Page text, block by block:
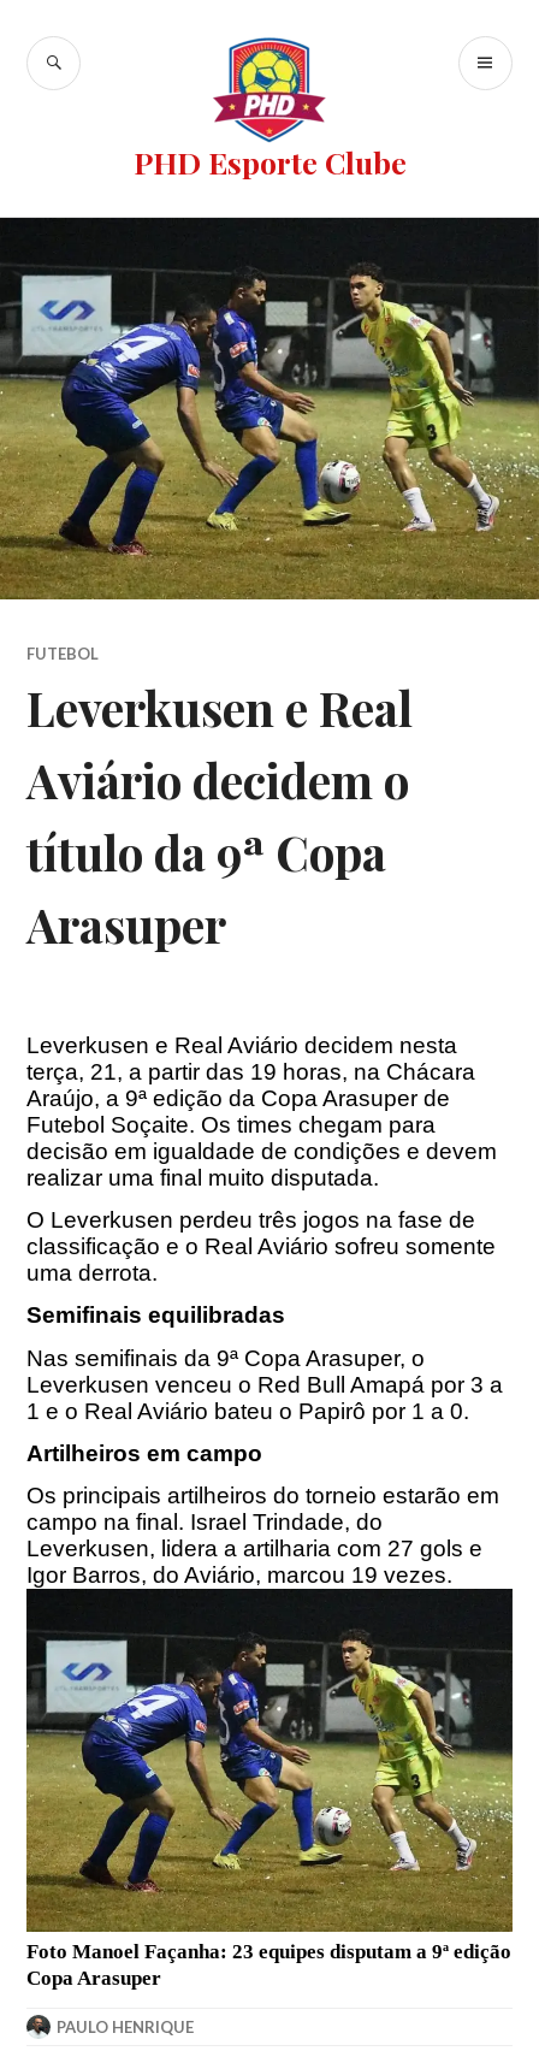
PHD Esporte Clube
FUTEBOL
Leverkusen e Real
Aviário decidem o
título da 9ª Copa
Arasuper
Leverkusen e Real Aviário decidem nesta
terça, 21, a partir das 19 horas, na Chácara
Araújo, a 9ª edição da Copa Arasuper de
Futebol Soçaite. Os times chegam para
decisão em igualdade de condições e devem
realizar uma final muito disputada.
O Leverkusen perdeu três jogos na fase de
classificação e o Real Aviário sofreu somente
uma derrota.
Semifinais equilibradas
Nas semifinais da 9ª Copa Arasuper, o
Leverkusen venceu o Red Bull Amapá por 3 a
1 e o Real Aviário bateu o Papirô por 1 a 0.
Artilheiros em campo
Os principais artilheiros do torneio estarão em
campo na final. Israel Trindade, do
Leverkusen, lidera a artilharia com 27 gols e
Igor Barros, do Aviário, marcou 19 vezes.
Foto Manoel Façanha: 23 equipes disputam a 9ª edição
Copa Arasuper
PAULO HENRIQUE